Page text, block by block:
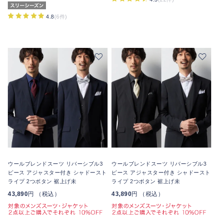
4.8(6件)
ウールブレンドスーツ リバーシブル3
ピース アジャスター付き シャドースト
ライプ 2つボタン 裾上げ未
43,890円 （税込）
ウールブレンドスーツ リバーシブル3
ピース アジャスター付き シャドースト
ライプ 2つボタン 裾上げ未
43,890円 （税込）